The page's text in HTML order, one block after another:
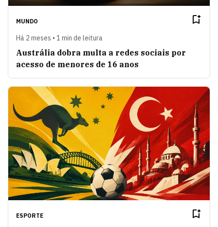
MUNDO
Há 2 meses • 1 min de leitura
Austrália dobra multa a redes sociais por
acesso de menores de 16 anos
ESPORTE